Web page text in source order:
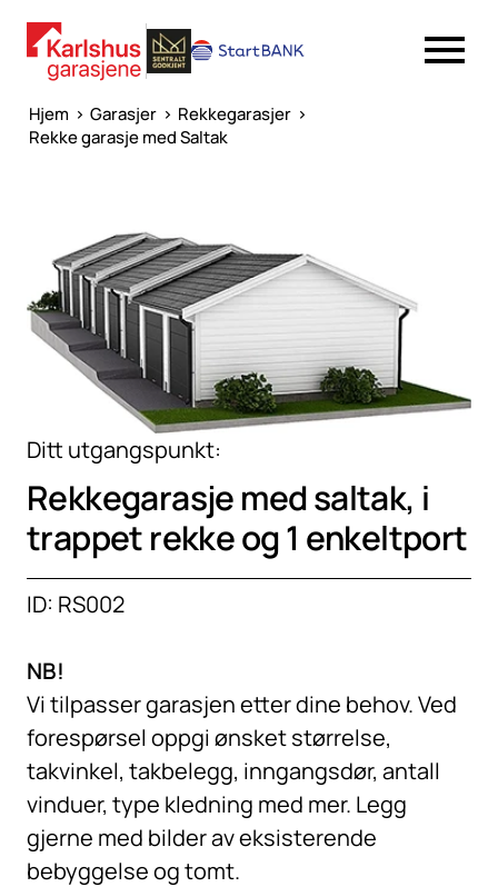
Hjem > Garasjer > Rekkegarasjer >
Rekke garasje med Saltak
Ditt utgangspunkt:
Rekkegarasje medsaltak, i
trappet rekke og 1 enkeltport
ID: RS002
NB!
Vi tilpasser garasjen etter dine behov. Ved
forespørsel oppgi ønsket størrelse,
takvinkel, takbelegg, inngangsdør, antall
vinduer, type kledning med mer. Legg
gjerne med bilder av eksisterende
bebyggelse og tomt.